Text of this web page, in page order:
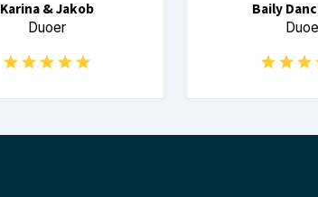
Karina & Jakob
Duoer
Baily